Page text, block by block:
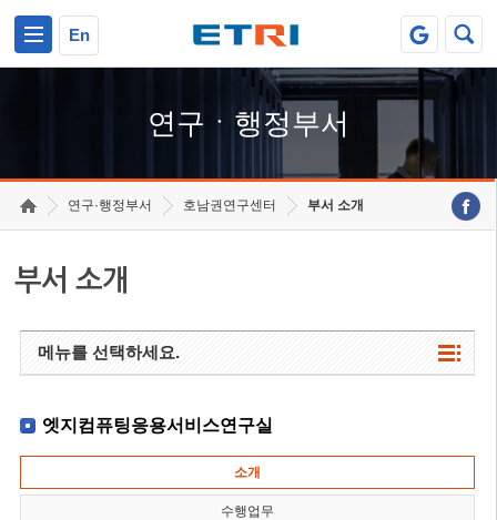
En
연구ㆍ행정부서
연구·행정부서 호남권연구센터 부서 소개
부서 소개
메뉴를 선택하세요.
엣지컴퓨팅응용서비스연구실
소개
수행업무